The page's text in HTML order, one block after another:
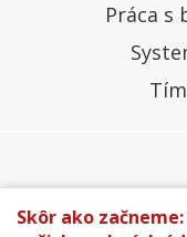
Práca s
Všeobecné
Skôr ako